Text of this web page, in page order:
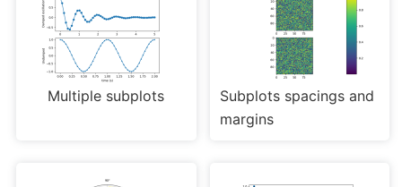
Multiple subplots
Subplots spacings and
margins